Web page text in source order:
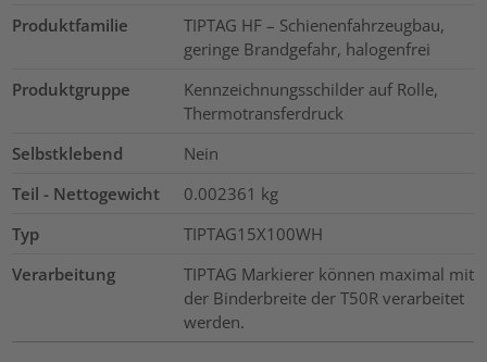
Produktfamilie
TIPTAG HF – Schienenfahrzeugbau,
geringe Brandgefahr, halogenfrei
Produktgruppe
Kennzeichnungsschilder auf Rolle,
Thermotransferdruck
Selbstklebend
Nein
Teil - Nettogewicht
0.002361 kg
Typ
TIPTAG15X100WH
Verarbeitung
TIPTAG Markierer können maximal mit
der Binderbreite der T50R verarbeitet
werden.